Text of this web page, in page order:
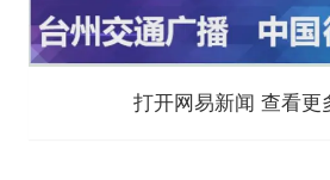
打开网易新闻 查看更